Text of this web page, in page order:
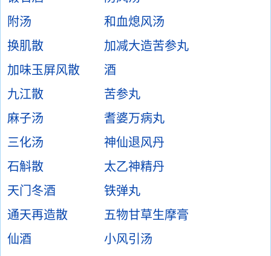
附汤
和血熄风汤
换肌散
加减大造苦参丸
加味玉屏风散
酒
九江散
苦参丸
麻子汤
耆婆万病丸
三化汤
神仙退风丹
石斛散
太乙神精丹
天门冬酒
铁弹丸
通天再造散
五物甘草生摩膏
仙酒
小风引汤